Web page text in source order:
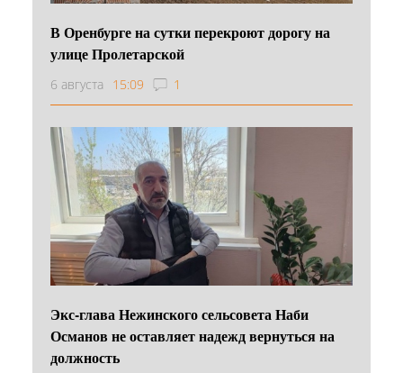
В Оренбурге на сутки перекроют дорогу на
улице Пролетарской
6 августа 15:09 1
Экс-глава Нежинского сельсовета Наби
Османов не оставляет надежд вернуться на
должность